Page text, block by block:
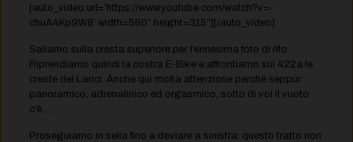
[auto_video url=’https://www.youtube.com/watch?v=-
chuA4Kp9W8′ width=560” height=315”][/auto_video]
Saliamo sulla cresta superiore per l’ennesima foto di rito.
Riprendiamo quindi la nostra E-Bike e affrontiamo sul 422a le
creste del Larici. Anche qui molta attenzione perché seppur
panoramico, adrenalinico ed orgasmico, sotto di voi il vuoto
c’è….
Proseguiamo in sella fino a deviare a sinistra: questo tratto non